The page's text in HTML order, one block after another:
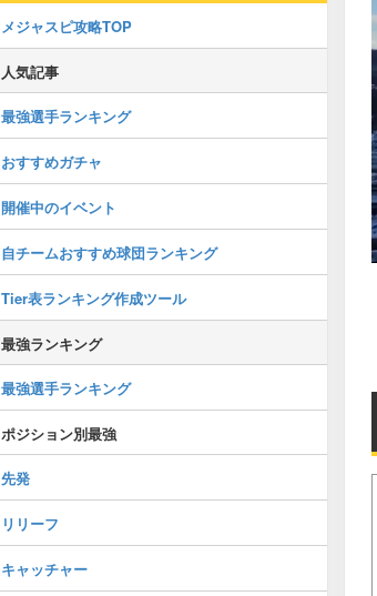
メジャスピ攻略TOP
人気記事
最強選手ランキング
おすすめガチャ
開催中のイベント
自チームおすすめ球団ランキング
Tier表ランキング作成ツール
最強ランキング
最強選手ランキング
ポジション別最強
先発
リリーフ
キャッチャー